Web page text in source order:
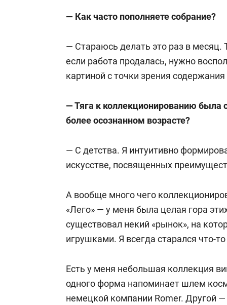
— Как часто пополняете собрание?
— Стараюсь делать это раз в
если работа продалась, нужно
картиной с точки зрения
— Тяга к коллекционированию была
более осознанном возрасте?
— С детства. Я интуитивно
искусстве, посвященных
А вообще много чего
«Лего» — у меня была целая гора
существовал некий «рынок», на
игрушками. Я всегда старался что-
Есть у меня небольшая коллекция
одного форма напоминает шлем
немецкой компании Romer. Другой —